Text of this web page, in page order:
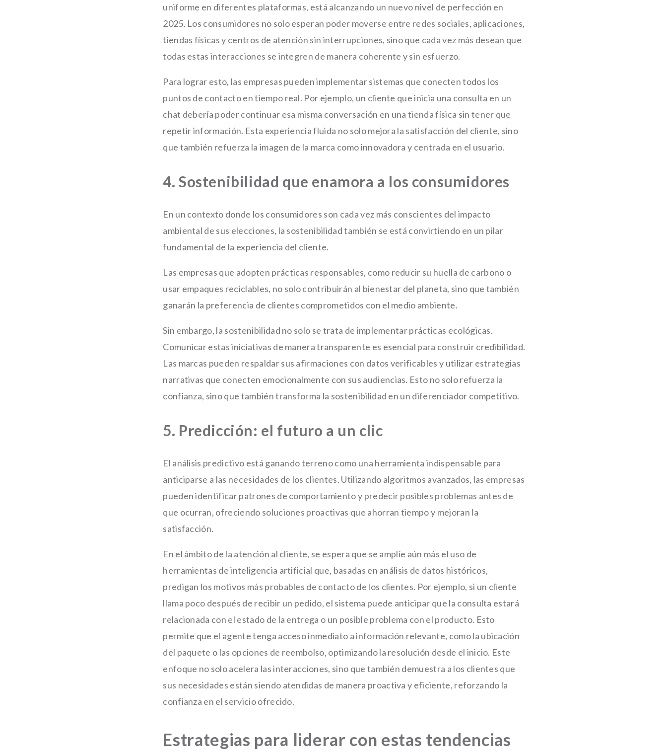
uniforme en diferentes plataformas, está alcanzando un nuevo nivel de perfección en
2025. Los consumidores no solo esperan poder moverse entre redes sociales, aplicaciones,
tiendas físicas y centros de atención sin interrupciones, sino que cada vez más desean que
todas estas interacciones se integren de manera coherente y sin esfuerzo.
Para lograr esto, las empresas pueden implementar sistemas que conecten todos los
puntos de contacto en tiempo real. Por ejemplo, un cliente que inicia una consulta en un
chat debería poder continuar esa misma conversación en una tienda física sin tener que
repetir información. Esta experiencia fluida no solo mejora la satisfacción del cliente, sino
que también refuerza la imagen de la marca como innovadora y centrada en el usuario.
4. Sostenibilidad que enamora a los consumidores
En un contexto donde los consumidores son cada vez más conscientes del impacto
ambiental de sus elecciones, la sostenibilidad también se está convirtiendo en un pilar
fundamental de la experiencia del cliente.
Las empresas que adopten prácticas responsables, como reducir su huella de carbono o
usar empaques reciclables, no solo contribuirán al bienestar del planeta, sino que también
ganarán la preferencia de clientes comprometidos con el medio ambiente.
Sin embargo, la sostenibilidad no solo se trata de implementar prácticas ecológicas.
Comunicar estas iniciativas de manera transparente es esencial para construir credibilidad.
Las marcas pueden respaldar sus afirmaciones con datos verificables y utilizar estrategias
narrativas que conecten emocionalmente con sus audiencias. Esto no solo refuerza la
confianza, sino que también transforma la sostenibilidad en un diferenciador competitivo.
5. Predicción: el futuro a un clic
El análisis predictivo está ganando terreno como una herramienta indispensable para
anticiparse a las necesidades de los clientes. Utilizando algoritmos avanzados, las empresas
pueden identificar patrones de comportamiento y predecir posibles problemas antes de
que ocurran, ofreciendo soluciones proactivas que ahorran tiempo y mejoran la
satisfacción.
En el ámbito de la atención al cliente, se espera que se amplíe aún más el uso de
herramientas de inteligencia artificial que, basadas en análisis de datos históricos,
predigan los motivos más probables de contacto de los clientes. Por ejemplo, si un cliente
llama poco después de recibir un pedido, el sistema puede anticipar que la consulta estará
relacionada con el estado de la entrega o un posible problema con el producto. Esto
permite que el agente tenga acceso inmediato a información relevante, como la ubicación
del paquete o las opciones de reembolso, optimizando la resolución desde el inicio. Este
enfoque no solo acelera las interacciones, sino que también demuestra a los clientes que
sus necesidades están siendo atendidas de manera proactiva y eficiente, reforzando la
confianza en el servicio ofrecido.
Estrategias para liderar con estas tendencias